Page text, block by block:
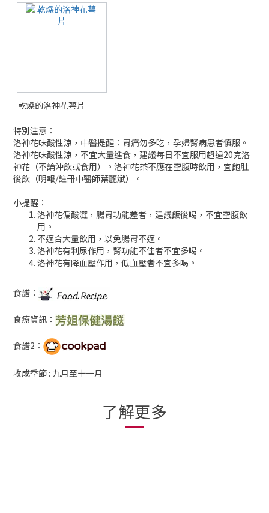
乾燥的洛神花萼片
特別注意：
洛神花味酸性涼，中醫提醒：胃痛勿多吃，孕婦腎病患者慎服。
洛神花味酸性涼，不宜大量進食，建議每日不宜服用超過20克洛
神花（不論沖飲或食用）。洛神花茶不應在空腹時飲用，宜飽肚
後飲（明報/註冊中醫師葉麗斌）。
小提醒：
洛神花偏酸澀，腸胃功能差者，建議飯後喝，不宜空腹飲
用。
不適合大量飲用，以免腸胃不適。
洛神花有利尿作用，腎功能不佳者不宜多喝。
洛神花有降血壓作用，低血壓者不宜多喝。
食譜：
食療資訊：
食譜2：
收成季節 : 九月至十一月
了解更多